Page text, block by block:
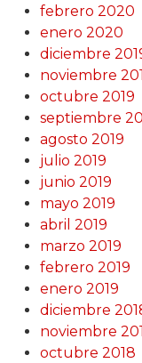
febrero 2020
enero 2020
diciembre
noviembre
octubre 2019
septiembre
agosto 2019
julio 2019
junio 2019
mayo 2019
abril 2019
marzo 2019
febrero 2019
enero 2019
diciembre
noviembre
octubre 2018